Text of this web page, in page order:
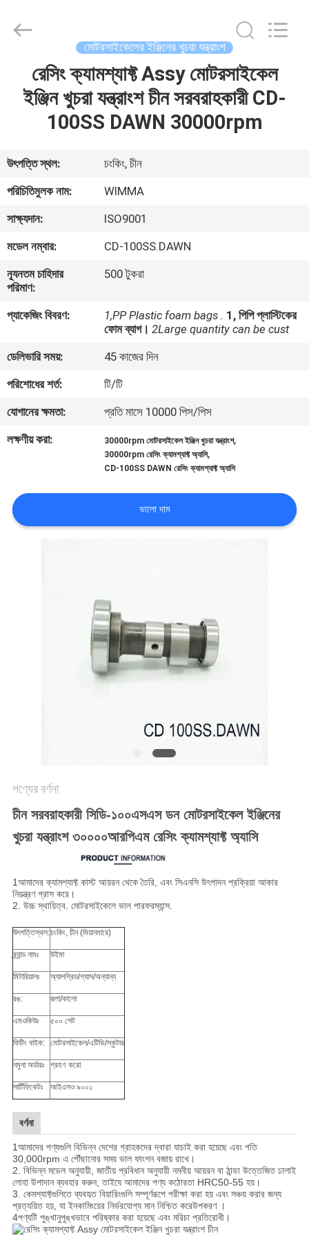
ভিডিও
সম্বন্ধে
কারখানা
গুণমান
খবর
অনুরোধ
করুন
Parts
মোটরসাইকেলের ইঞ্জিনের খুচরা যন্ত্রাংশ
রেসিং ক্যামশ্যাফ্ট Assy মোটরসাইকেল
ইঞ্জিন খুচরা যন্ত্রাংশ চীন সরবরাহকারী CD-
100SS DAWN 30000rpm
উৎপত্তি স্থল:
চংকিং, চীন
পরিচিতিমুলক নাম:
WIMMA
সাক্ষ্যদান:
ISO9001
মডেল নম্বার:
CD-100SS.DAWN
ন্যূনতম চাহিদার
পরিমাণ:
500 টুকরা
প্যাকেজিং বিবরণ: 1,PP Plastic foam bags . 1, পিপি প্লাস্টিকের
ফোম ব্যাগ। 2Large quantity can be cust
ডেলিভারি সময়:
45 কাজের দিন
পরিশোধের শর্ত:
টি/টি
যোগানের ক্ষমতা:
প্রতি মাসে 10000 পিস/পিস
লক্ষণীয় করা:
30000rpm মোটরসাইকেল ইঞ্জিন খুচরা যন্ত্রাংশ,
30000rpm রেসিং ক্যামশ্যাফ্ট অ্যাসি,
CD-100SS DAWN রেসিং ক্যামশ্যাফ্ট অ্যাসি
ভালো দাম
পণ্যের বর্ণনা
চীন সরবরাহকারী সিডি-১০০এসএস ডন মোটরসাইকেল ইঞ্জিনের
খুচরা যন্ত্রাংশ ৩০০০০আরপিএম রেসিং ক্যামশ্যাফ্ট অ্যাসি
1আমাদের ক্যামশ্যাফ্ট কাস্ট আয়রন থেকে তৈরি, এবং সিএনসি উৎপাদন প্রক্রিয়া আকার
নিয়ন্ত্রণ গ্রাস করে।
2. উচ্চ স্থায়িত্ব. মোটরসাইকেলে ভাল পারফরম্যান্স.
উৎপত্তিস্থল:চংকিং, চীন (মিয়ানমারে)
ব্র্যান্ড নামঃ উইমা
মিটারিয়ালঃ অ্যালগ্রিড/গ্যাস/অন্যান্য
রঙ: রূপা/কালো
এমওকিউঃ ৫০০ সেট
ফিটিং বাইক: মোটরসাইকেল/এটিভি/স্কুটার
নমুনা অর্ডারঃ গ্রহণ করো
সার্টিফিকেটঃ আইএসও ৯০০১
বর্ণনা
1আমাদের পণ্যগুলি বিভিন্ন দেশের গ্রাহকদের দ্বারা যাচাই করা হয়েছে এবং গতি
30,000rpm এ পৌঁছানোর সময় ভাল ফাংশন বজায় রাখে।
2. বিভিন্ন মডেল অনুযায়ী, জাতীয় প্রবিধান অনুযায়ী নমনীয় আয়রন বা ঠান্ডা উত্তেজিত ঢালাই
লোহা উপাদান ব্যবহার করুন, তাইযে আমাদের পণ্য কঠোরতা HRC50-55 হয়।
3. কেমশ্যাফ্টগুলিতে ব্যবহৃত বিয়ারিংগুলি সম্পূর্ণরূপে পরীক্ষা করা হয় এবং সঞ্চয় করার জন্য
প্রত্যয়িত হয়, যা ইনকামিংয়ের নির্ভরযোগ্য মান নিশ্চিত করেউপকরণ ।
4পণ্যটি পুঙ্খানুপুঙ্খভাবে পরিষ্কার করা হয়েছে এবং মরিচা প্রতিরোধী।